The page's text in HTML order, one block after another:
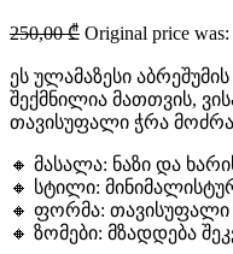
250,00₾ Original price
ეს ულამაზესი
შექმნილია მათთვის,
თავისუფალი ჭრა
🔸 მასალა: ნაზი და
🔸 სტილი:
🔸 ფორმა:
🔸 ზომები: მზადდება